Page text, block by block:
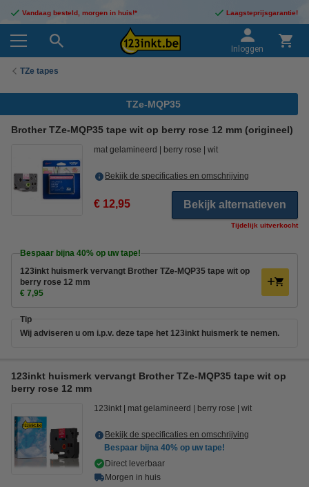
Vandaag besteld, morgen in huis!* Laagsteprijsgarantie!
Inloggen
TZe tapes
TZe-MQP35
Brother TZe-MQP35 tape wit op berry rose 12 mm (origineel)
mat gelamineerd berry rose wit
Bekijk de specificaties en omschrijving
€ 12,95 Bekijk alternatieven
Tijdelijk uitverkocht
Bespaar bijna 40% op uw tape!
123inkt huismerk vervangt Brother TZe-MQP35 tape wit op
berry rose 12 mm
€ 7,95
Tip
Wij adviseren u om i.p.v. deze tape het 123inkt huismerk te nemen.
123inkt huismerk vervangt Brother TZe-MQP35 tape wit op
berry rose 12 mm
123inkt mat gelamineerd berry rose wit
Bekijk de specificaties en omschrijving
Bespaar bijna 40% op uw tape!
Direct leverbaar
Morgen in huis